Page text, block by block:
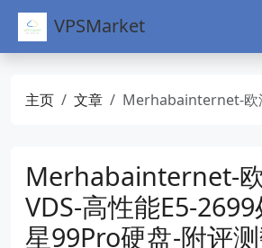
VPSMarket
主页 文章 Merhabainternet-欧洲土耳其VDS-高性能E5-2699处理器-三星
Merhabainternet-
VDS-高性能E5-
星99Pro硬盘-附评